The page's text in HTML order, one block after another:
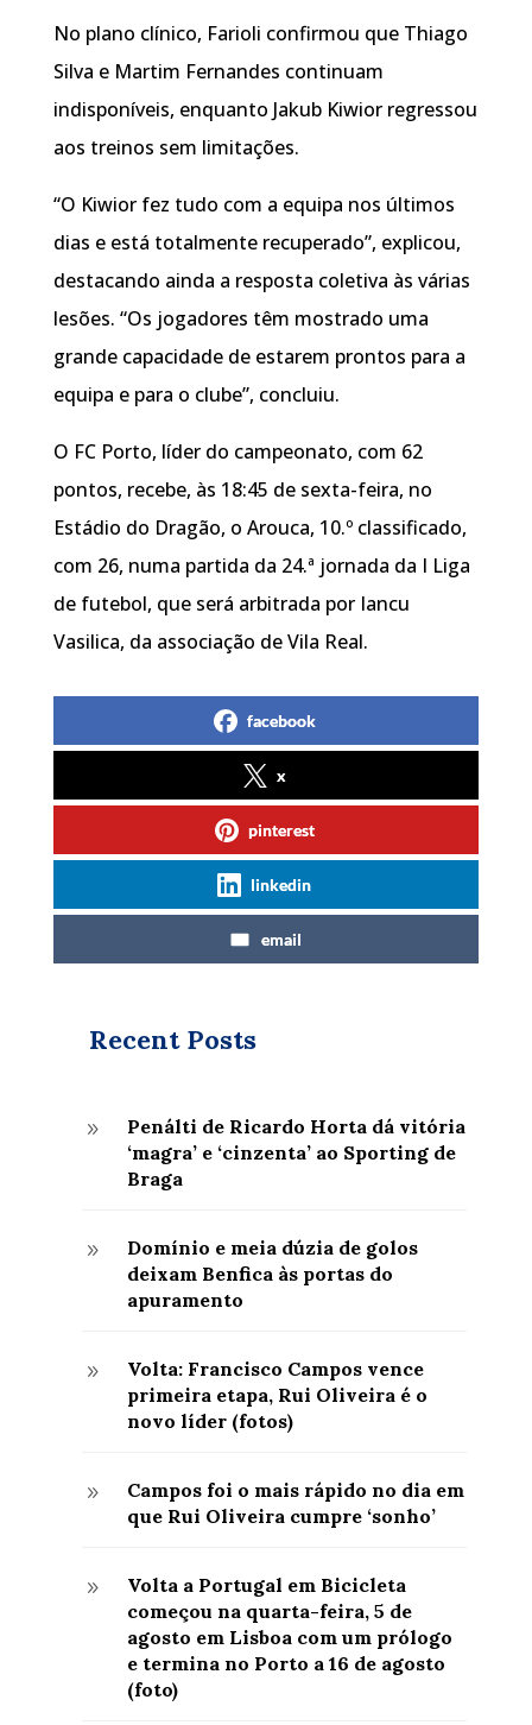
No plano clínico, Farioli confirmou que Thiago
Silva e Martim Fernandes continuam
indisponíveis, enquanto Jakub Kiwior regressou
aos treinos sem limitações.
“O Kiwior fez tudo com a equipa nos últimos
dias e está totalmente recuperado”, explicou,
destacando ainda a resposta coletiva às várias
lesões. “Os jogadores têm mostrado uma
grande capacidade de estarem prontos para a
equipa e para o clube”, concluiu.
O FC Porto, líder do campeonato, com 62
pontos, recebe, às 18:45 de sexta-feira, no
Estádio do Dragão, o Arouca, 10.º classificado,
com 26, numa partida da 24.ª jornada da I Liga
de futebol, que será arbitrada por Iancu
Vasilica, da associação de Vila Real.
facebook
x
pinterest
linkedin
email
Recent Posts
9
Penálti de Ricardo Horta dá vitória
‘magra’ e ‘cinzenta’ ao Sporting de
Braga
9
Domínio e meia dúzia de golos
deixam Benfica às portas do
apuramento
9
Volta: Francisco Campos vence
primeira etapa, Rui Oliveira é o
novo líder (fotos)
9
Campos foi o mais rápido no dia em
que Rui Oliveira cumpre ‘sonho’
9
Volta a Portugal em Bicicleta
começou na quarta-feira, 5 de
agosto em Lisboa com um prólogo
e termina no Porto a 16 de agosto
(foto)